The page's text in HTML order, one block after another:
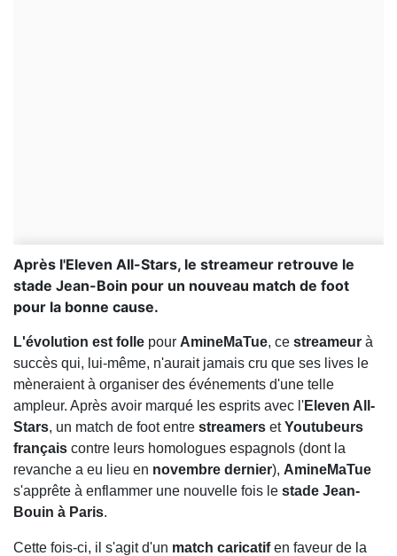
Après l'Eleven All-Stars, le streameur retrouve le
stade Jean-Boin pour un nouveau match de foot
pour la bonne cause.
L'évolution est folle pour AmineMaTue, ce streameur à
succès qui, lui-même, n'aurait jamais cru que ses lives le
mèneraient à organiser des événements d'une telle
ampleur. Après avoir marqué les esprits avec l'Eleven All-
Stars, un match de foot entre streamers etYoutubeurs
français contre leurs homologues espagnols (dont la
revanche a eu lieu en novembre dernier), AmineMaTue
s'apprête à enflammer une nouvelle fois le stade Jean-
Bouin à Paris.
Cette fois-ci, il s'agit d'un match caricatifen faveur de la